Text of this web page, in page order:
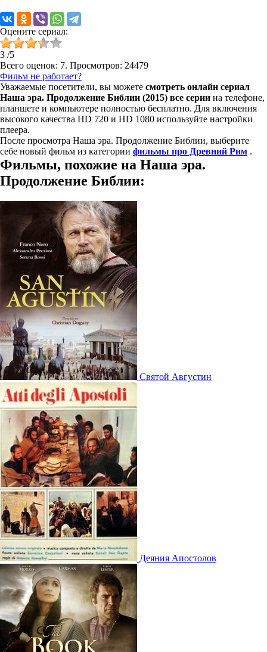
Оцените сериал:
3 /5
Всего оценок: 7. Просмотров: 24479
Фильм не работает?
Уважаемые посетители, вы можете смотреть онлайн сериал
Наша эра. Продолжение Библии (2015) все серии на телефоне,
планшете и компьютере полностью бесплатно. Для включения
высокого качества HD 720 и HD 1080 используйте настройки
плеера.
После просмотра Наша эра. Продолжение Библии, выберите
себе новый фильм из категории фильмы про Древний Рим .
Фильмы, похожие на Наша эра.
Продолжение Библии:
Святой Августин
Деяния Апостолов